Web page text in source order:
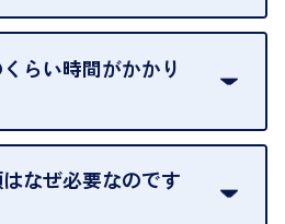
に対応させていただきます。
。
、お品物をお戻しすることがで
間のうちに、お気軽にお申し出
、8日間保管しております。
りません。査定金額にご納得いた
の場でお断りいただいても問題
軽にご相談ください。
らい時間がかかり
数によって異なりますが、店頭買
り数分程度が目安です。大量の
お時間をいただくことがございま
なぜ必要なのです